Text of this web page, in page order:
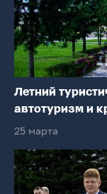
Летний
автотуризм и
25 марта